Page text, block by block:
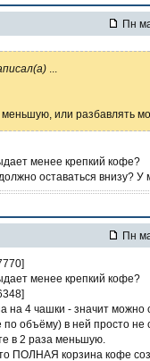
Пн
меньшую, или разбавлять
менее крепкий кофе?
оставаться внизу? У
Пн
менее крепкий кофе?
на 4 чашки - значит
объёму) в ней просто не
в 2 раза меньшую.
ПОЛНАЯ корзина кофе